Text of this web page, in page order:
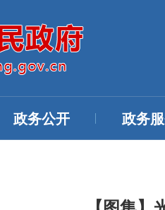
政务公开 政务